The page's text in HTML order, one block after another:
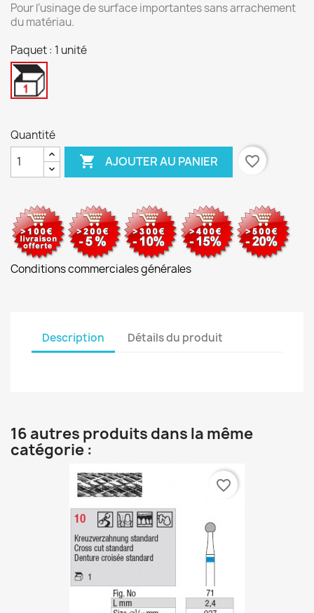
Pour l‘usinage de surface importantes sans arrachement
du matériau.
Paquet : 1 unité
1
Quantité
 AJOUTER AU PANIER favorite_border
Conditions commerciales générales
Description Détails du produit
16 autres produits dans la même
catégorie :
favorite_border